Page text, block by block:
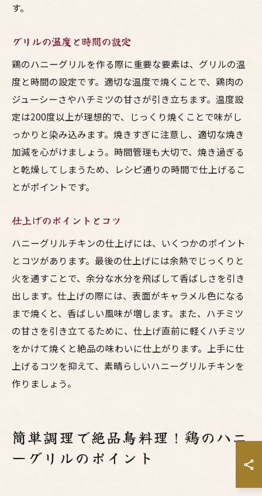
す。
グリルの温度と時間の設定
鶏のハニーグリルを作る際に重要な要素は、グリルの温
度と時間の設定です。適切な温度で焼くことで、鶏肉の
ジューシーさやハチミツの甘さが引き立ちます。温度設
定は200度以上が理想的で、じっくり焼くことで味がし
っかりと染み込みます。焼きすぎに注意し、適切な焼き
加減を心がけましょう。時間管理も大切で、焼き過ぎる
と乾燥してしまうため、レシピ通りの時間で仕上げるこ
とがポイントです。
仕上げのポイントとコツ
ハニーグリルチキンの仕上げには、いくつかのポイント
とコツがあります。最後の仕上げには余熱でじっくりと
火を通すことで、余分な水分を飛ばして香ばしさを引き
出します。仕上げの際には、表面がキャラメル色になる
まで焼くと、香ばしい風味が増します。また、ハチミツ
の甘さを引き立てるために、仕上げ直前に軽くハチミツ
をかけて焼くと絶品の味わいに仕上がります。上手に仕
上げるコツを抑えて、素晴らしいハニーグリルチキンを
作りましょう。
簡単調理で絶品鳥料理！鶏のハニ
ーグリルのポイント